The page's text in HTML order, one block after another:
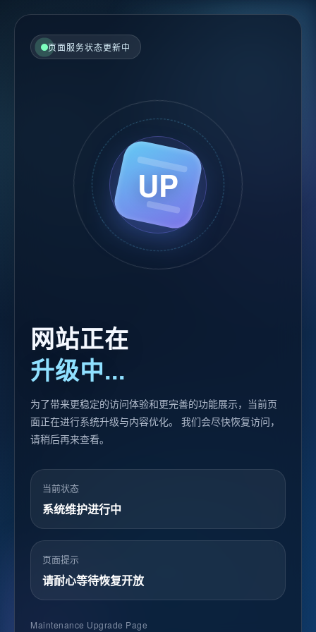
页面服务状态更新中
网站正在
升级中...
为了带来更稳定的访问体验和更完善的功能展示，当前页
面正在进行系统升级与内容优化。 我们会尽快恢复访问，
请稍后再来查看。
当前状态
系统维护进行中
页面提示
请耐心等待恢复开放
Maintenance Upgrade Page
UP